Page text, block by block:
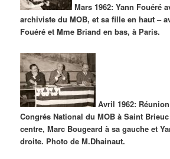
Mars 1962: Yann Fouéré
archiviste du MOB, et sa fille en haut –
Fouéré et Mme Briand en bas, à Paris.
Avril 1962:
Congrés National du MOB à Saint
centre, Marc Bougeard à sa gauche et
droite. Photo de M.Dhainaut.